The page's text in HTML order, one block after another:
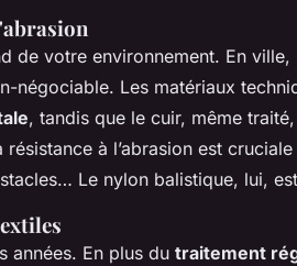
de votre environnement. En
négociable. Les matériaux
, tandis que le cuir, même
à l’abrasion est
Le nylon balistique, lui,
années. En plus du traitement